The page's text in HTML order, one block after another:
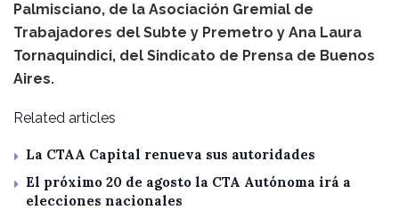
Palmisciano, de la Asociación Gremial de
Trabajadores del Subte y Premetro y Ana Laura
Tornaquindici, del Sindicato de Prensa de Buenos
Aires.
Related articles
La CTAA Capital renueva sus autoridades
El próximo 20 de agosto la CTA Autónoma irá a
elecciones nacionales